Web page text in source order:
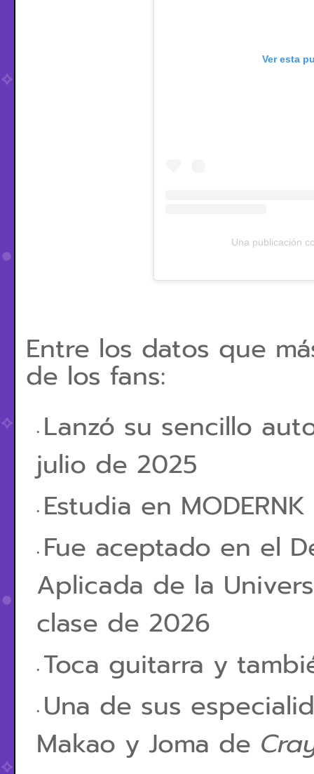
Ver esta
Una publicación
Entre los datos que
de los fans:
Lanzó su sencillo
julio de 2025
Estudia en
Fue aceptado en el
Aplicada de la
clase de 2026
Toca guitarra y
Una de sus
Makao y Joma de